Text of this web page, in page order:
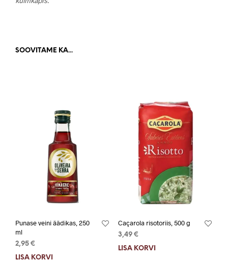
SOOVITAME KA...
Punase veini äädikas, 250
ml
2,95 €
LISA KORVI
Caçarola risotoriis, 500 g
3,49 €
LISA KORVI